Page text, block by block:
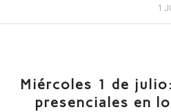
1
Miércoles 1 de
presenciales en